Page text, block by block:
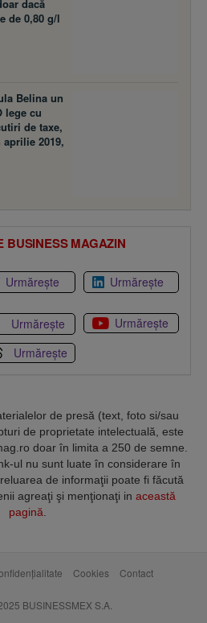
dacă
de 0,80 g/l
Belina un
lege cu
de taxe,
2019,
BUSINESS MAGAZIN
Urmărește Urmărește
Urmărește
Urmărește
Urmărește
de presă (text, foto si/sau
de proprietate intelectuală, este
doar în limita a 250 de semne.
ul nu sunt luate în considerare în
de informaţii poate fi făcută
agreaţi şi menţionaţi in această
pagină
Cookies Contact
BUSINESSMEX S.A.